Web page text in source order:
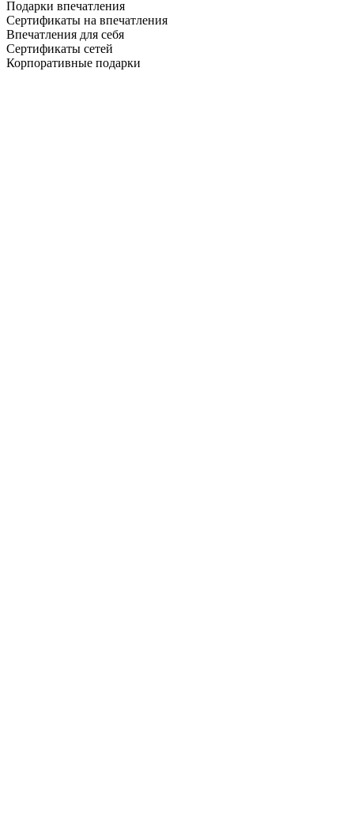
Подарки впечатления
Сертификаты на впечатления
Впечатления для себя
Сертификаты сетей
Корпоративные подарки